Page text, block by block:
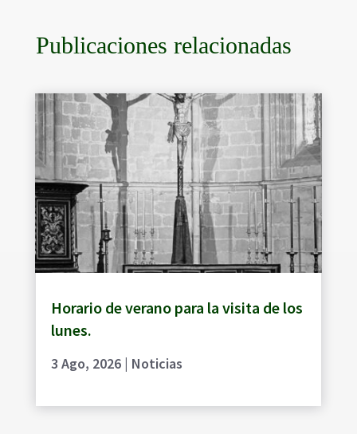
Publicaciones relacionadas
Horario de verano para la visita de los
lunes.
3 Ago, 2026| Noticias